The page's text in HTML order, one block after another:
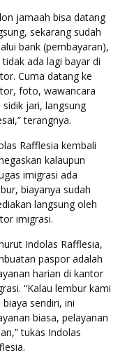
jamaah bisa datang
sekarang sudah
bank (pembayaran),
tidak ada lagi bayar di
Cuma datang ke
foto, wawancara
sidik jari, langsung
terangnya.
Rafflesia kembali
kalaupun
imigrasi ada
biayanya sudah
langsung oleh
imigrasi.
Indolas Rafflesia,
paspor adalah
harian di kantor
“Kalau lembur kami
biaya sendiri, ini
biasa, pelayanan
tukas Indolas